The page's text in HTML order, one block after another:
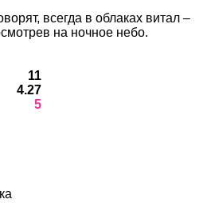
всегда в облаках витал –
на ночное небо.
11
4.27
5